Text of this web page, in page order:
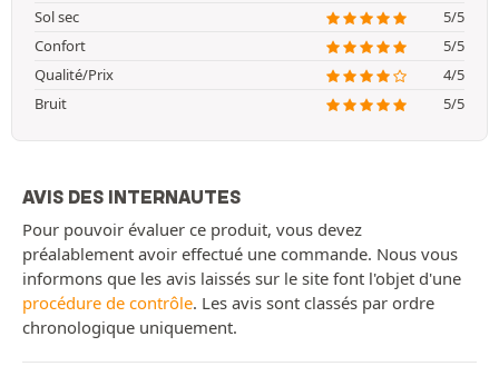
Sol sec
5/5
Confort
5/5
Qualité/Prix
4/5
Bruit
5/5
AVIS DES INTERNAUTES
Pour pouvoir évaluer ce produit, vous devez
préalablement avoir effectué une commande. Nous vous
informons que les avis laissés sur le site font l'objet d'une
procédure de contrôle. Les avis sont classés par ordre
chronologique uniquement.